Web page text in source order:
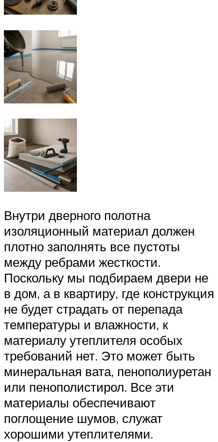
Внутри дверного полотна
изоляционный материал должен
плотно заполнять все пустоты
между ребрами жесткости.
Поскольку мы подбираем двери не
в дом, а в квартиру, где конструкция
не будет страдать от перепада
температуры и влажности, к
материалу утеплителя особых
требований нет. Это может быть
минеральная вата, пенополиуретан
или пенополистирол. Все эти
материалы обеспечивают
поглощение шумов, служат
хорошими утеплителями.